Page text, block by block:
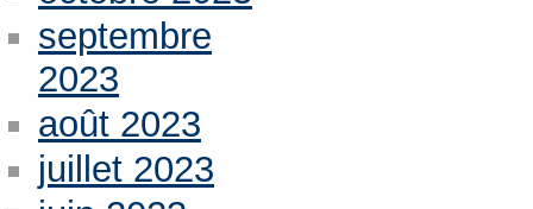
septembre
2023
août 2023
juillet 2023